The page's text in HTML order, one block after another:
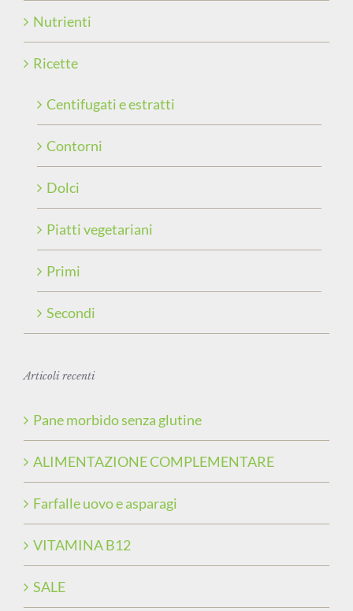
Nutrienti
Ricette
Centifugati e estratti
Contorni
Dolci
Piatti vegetariani
Primi
Secondi
Articoli recenti
Pane morbido senza glutine
ALIMENTAZIONE COMPLEMENTARE
Farfalle uovo e asparagi
VITAMINA B12
SALE